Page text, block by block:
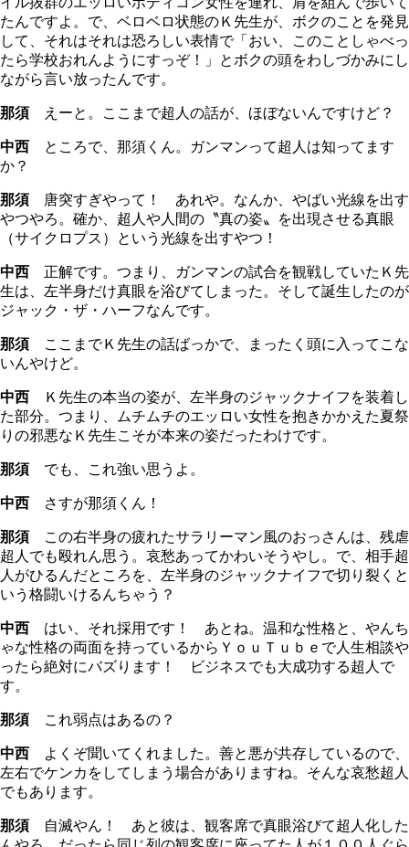
たんですよ。で、ベロベロ状態のＫ先生が、ボクのことを発見
して、それはそれは恐ろしい表情で「おい、このことしゃべっ
たら学校おれんようにすっぞ！」とボクの頭をわしづかみにし
ながら言い放ったんです。
那須 えーと。ここまで超人の話が、ほぼないんですけど？
中西 ところで、那須くん。ガンマンって超人は知ってます
か？
那須 唐突すぎやって！ あれや。なんか、やばい光線を出す
やつやろ。確か、超人や人間の〝真の姿〟を出現させる真眼
（サイクロプス）という光線を出すやつ！
中西 正解です。つまり、ガンマンの試合を観戦していたＫ先
生は、左半身だけ真眼を浴びてしまった。そして誕生したのが
ジャック・ザ・ハーフなんです。
那須 ここまでＫ先生の話ばっかで、まったく頭に入ってこな
いんやけど。
中西 Ｋ先生の本当の姿が、左半身のジャックナイフを装着し
た部分。つまり、ムチムチのエッロい女性を抱きかかえた夏祭
りの邪悪なＫ先生こそが本来の姿だったわけです。
那須 でも、これ強い思うよ。
中西 さすが那須くん！
那須 この右半身の疲れたサラリーマン風のおっさんは、残虐
超人でも殴れん思う。哀愁あってかわいそうやし。で、相手超
人がひるんだところを、左半身のジャックナイフで切り裂くと
いう格闘いけるんちゃう？
中西 はい、それ採用です！ あとね。温和な性格と、やんち
ゃな性格の両面を持っているからＹｏｕＴｕｂｅで人生相談や
ったら絶対にバズります！ ビジネスでも大成功する超人で
す。
那須 これ弱点はあるの？
中西 よくぞ聞いてくれました。善と悪が共存しているので、
左右でケンカをしてしまう場合がありますね。そんな哀愁超人
でもあります。
那須 自滅やん！ あと彼は、観客席で真眼浴びて超人化した